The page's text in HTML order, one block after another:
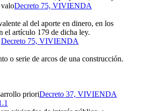
valoDecreto 75, VIVIENDA
al del aporte en dinero, en los
el artículo 179 de dicha ley.
Decreto 75, VIVIENDA
o serie de arcos de una construcción.
prioriDecreto 37, VIVIENDA